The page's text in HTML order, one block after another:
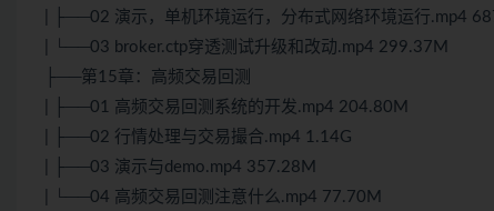
| ├──02 演示，单机环境运行，分布式网络环境运行.mp4
| └──03 broker.ctp穿透测试升级和改动.mp4 299.37M
├──第15章：高频交易回测
| ├──01 高频交易回测系统的开发.mp4 204.80M
| ├──02 行情处理与交易撮合.mp4 1.14G
| ├──03 演示与demo.mp4 357.28M
| └──04 高频交易回测注意什么.mp4 77.70M